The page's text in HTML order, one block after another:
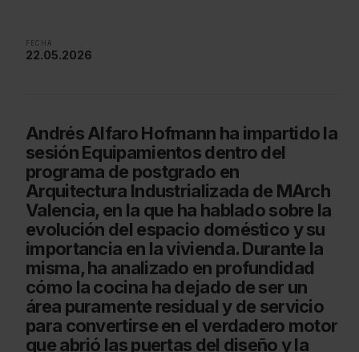
FECHA
22.05.2026
Andrés Alfaro Hofmann ha impartido la
sesión Equipamientos dentro del
programa de postgrado en
Arquitectura Industrializada de MArch
Valencia, en la que ha hablado sobre la
evolución del espacio doméstico y su
importancia en la vivienda. Durante la
misma, ha analizado en profundidad
cómo la cocina ha dejado de ser un
área puramente residual y de servicio
para convertirse en el verdadero motor
que abrió las puertas del diseño y la